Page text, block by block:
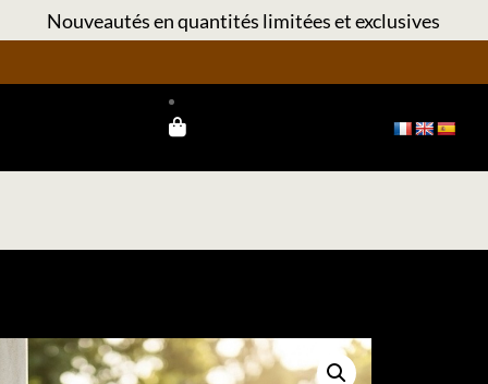
Nouveautés en quantités limitées et exclusives